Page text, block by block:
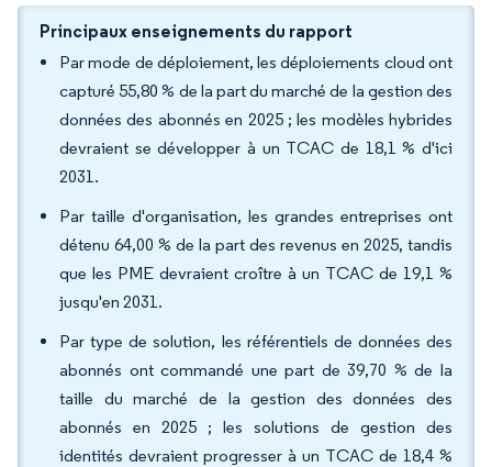
Principaux enseignements du rapport
Par mode de déploiement, les déploiements cloud ont
capturé 55,80 % de la part du marché de la gestion des
données des abonnés en 2025 ; les modèles hybrides
devraient se développer à un TCAC de 18,1 % d'ici
2031.
Par taille d'organisation, les grandes entreprises ont
détenu 64,00 % de la part des revenus en 2025, tandis
que les PME devraient croître à un TCAC de 19,1 %
jusqu'en 2031.
Par type de solution, les référentiels de données des
abonnés ont commandé une part de 39,70 % de la
taille du marché de la gestion des données des
abonnés en 2025 ; les solutions de gestion des
identités devraient progresser à un TCAC de 18,4 %